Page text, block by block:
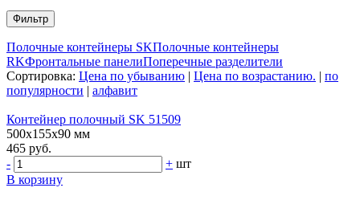
Фильтр
Полочные контейнеры SKПолочные контейнеры
RKФронтальные панелиПоперечные разделители
Сортировка: Цена по убыванию | Цена по возрастанию. | по
популярности | алфавит
Контейнер полочный SK 51509
500х155х90 мм
465 руб.
-
+ шт
В корзину